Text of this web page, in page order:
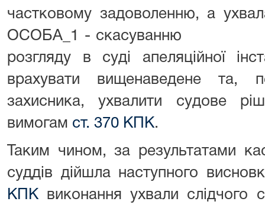
частковому задоволенню, а
ОСОБА_1 - скасуванню з
розгляду в суді апеляційної
врахувати вищенаведене та,
захисника, ухвалити судове
вимогам ст. 370 КПК.
Таким чином, за результатами
суддів дійшла наступного
КПКвиконання ухвали слідчого